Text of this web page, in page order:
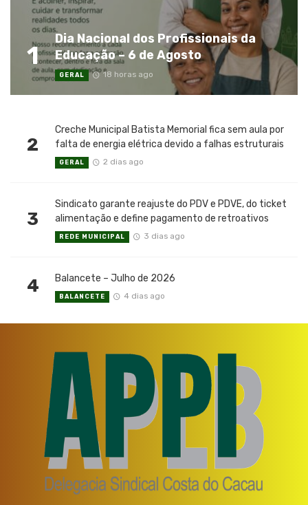
1
Dia Nacional dos Profissionais da
Educação – 6 de Agosto
GERAL 18 horas ago
2
Creche Municipal Batista Memorial fica sem aula por
falta de energia elétrica devido a falhas estruturais
GERAL 2 dias ago
3
Sindicato garante reajuste do PDV e PDVE, do ticket
alimentação e define pagamento de retroativos
REDE MUNICIPAL 3 dias ago
4 Balancete – Julho de 2026
BALANCETE 4 dias ago